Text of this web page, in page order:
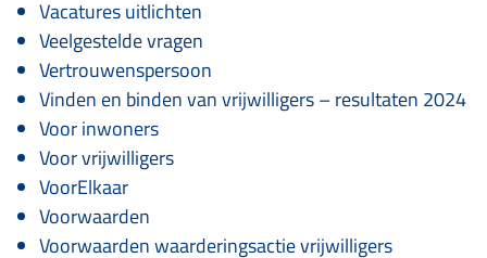
Vacatures uitlichten
Veelgestelde vragen
Vertrouwenspersoon
Vinden en binden van vrijwilligers – resultaten 2024
Voor inwoners
Voor vrijwilligers
VoorElkaar
Voorwaarden
Voorwaarden waarderingsactie vrijwilligers